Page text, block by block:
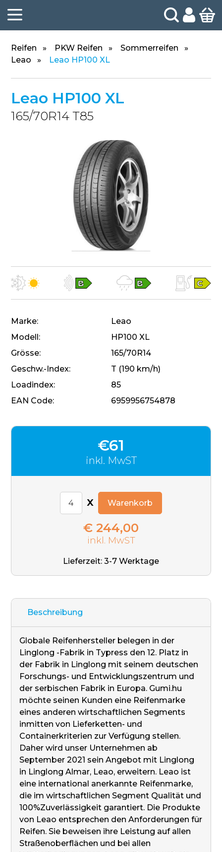
Reifen PKW Reifen
Sommerreifen
Leao
Leao HP100 XL
Leao HP100 XL
165/70R14 T85
Marke
Leao
Modell
HP100 XL
Grösse
165/70R14
Geschw.-Index
T (190 km/h)
Loadindex
85
EAN Code
6959956754878
€61
inkl. MwST
x Warenkorb
€ 244,00
inkl. MwST
Lieferzeit: 3-7 Werktage
Beschreibung
Globale Reifenhersteller belegen in der
Linglong -Fabrik in Typress den 12. Platz in
der Fabrik in Linglong mit seinem deutschen
Forschungs- und Entwicklungszentrum und
der serbischen Fabrik in Europa. Gumi.hu
möchte seinen Kunden eine Reifenmarke
eines anderen wirtschaftlichen Segments
inmitten von Lieferketten- und
Containerkriterien zur Verfügung stellen.
Daher wird unser Unternehmen ab
September 2021 sein Angebot mit Linglong
in Linglong Almar, Leao, erweitern. Leao ist
eine international anerkannte Reifenmarke,
die im wirtschaftlichen Segment Qualität und
100%Zuverlässigkeit garantiert. Die Produkte
von Leao entsprechen den Anforderungen für
Reifen. Sie beweisen ihre Leistung auf allen
Straßenoberflächen und bei allen